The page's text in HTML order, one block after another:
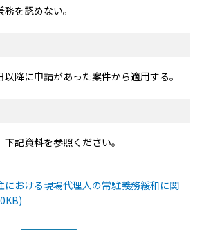
を認めない。
降に申請があった案件から適用する。
記資料を参照ください。
における現場代理人の常駐義務緩和に関